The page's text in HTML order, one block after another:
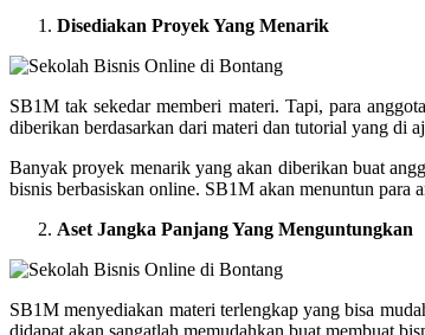
Disediakan Proyek Yang Menarik
SB1M tak sekedar memberi materi. Tapi, para
diberikan berdasarkan dari materi dan tutorial yang di
Banyak proyek menarik yang akan diberikan buat
bisnis berbasiskan online. SB1M akan menuntun para
Aset Jangka Panjang Yang Menguntungkan
SB1M menyediakan materi terlengkap yang bisa
didapat akan sangatlah memudahkan buat membuat